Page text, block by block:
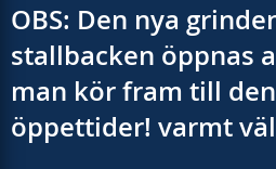
OBS: Den nya
stallbacken öppnas
man kör fram till
öppettider! varmt